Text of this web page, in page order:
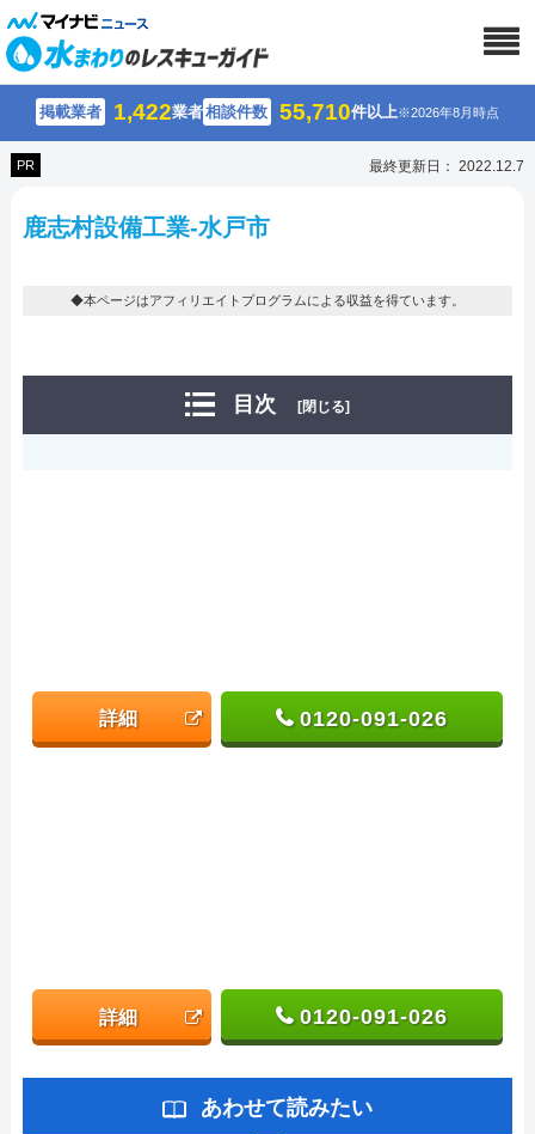
掲載業者 1,422業者相談件数 55,710件以上※2026年8月時点
PR 最終更新日： 2022.12.7
鹿志村設備工業-水戸市
◆本ページはアフィリエイトプログラムによる収益を得ています。
目次 [閉じる]
詳細 0120-091-026
詳細 0120-091-026
あわせて読みたい